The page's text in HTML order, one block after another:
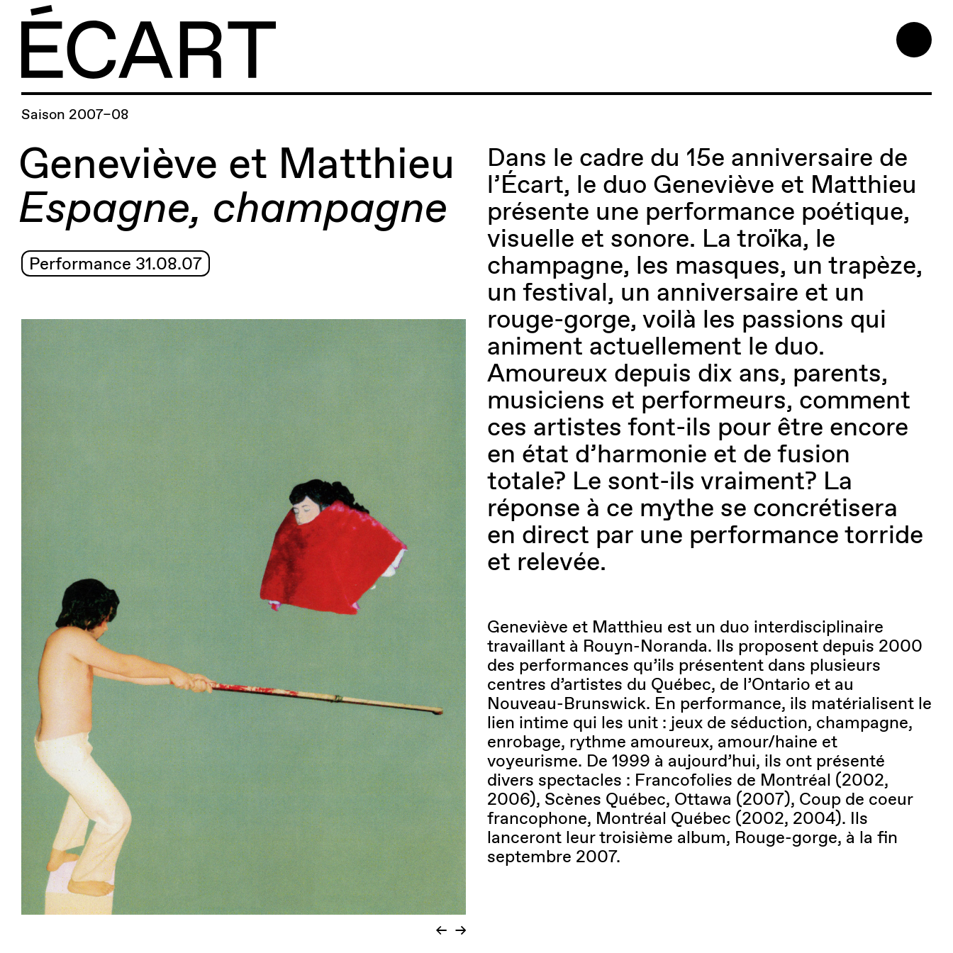
Saison 2007–08
Geneviève et Matthieu
Espagne, champagne
Performance 31.08.07
Dans le cadre du 15e anniversaire de
l’Écart, le duo Geneviève et Matthieu
présente une performance poétique,
visuelle et sonore. La troïka, le
champagne, les masques, un trapèze,
un festival, un anniversaire et un
rouge-gorge, voilà les passions qui
animent actuellement le duo.
Amoureux depuis dix ans, parents,
musiciens et performeurs, comment
ces artistes font-ils pour être encore
en état d’harmonie et de fusion
totale? Le sont-ils vraiment? La
réponse à ce mythe se concrétisera
en direct par une performance torride
et relevée.
Geneviève et Matthieu est un duo interdisciplinaire
travaillant à Rouyn-Noranda. Ils proposent depuis 2000
des performances qu’ils présentent dans plusieurs
centres d’artistes du Québec, de l’Ontario et au
Nouveau-Brunswick. En performance, ils matérialisent le
lien intime qui les unit : jeux de séduction, champagne,
enrobage, rythme amoureux, amour/haine et
voyeurisme. De 1999 à aujourd’hui, ils ont présenté
divers spectacles : Francofolies de Montréal (2002,
2006), Scènes Québec, Ottawa (2007), Coup de coeur
francophone, Montréal Québec (2002, 2004). Ils
lanceront leur troisième album, Rouge-gorge, à la fin
septembre 2007.